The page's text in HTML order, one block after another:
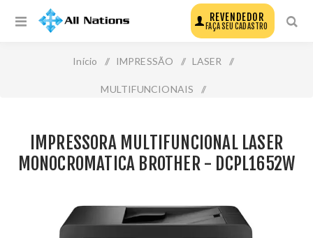
REVENDEDOR
FAÇA SEU CADASTRO
Início / IMPRESSÃO / LASER /
MULTIFUNCIONAIS /
Dcpl1652w
IMPRESSORA MULTIFUNCIONAL LASER
MONOCROMATICA BROTHER - DCPL1652W